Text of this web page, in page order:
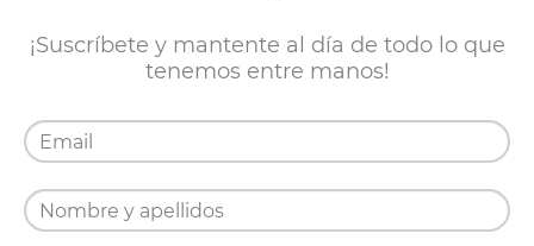
¡Suscríbete y mantente al día de todo lo que
tenemos entre manos!